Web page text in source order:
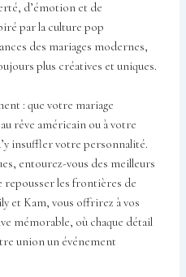
d’émotion et de
par la culture pop
des mariages modernes,
plus créatives et uniques.
: que votre mariage
rêve américain ou à votre
insuffler votre personnalité.
entourez-vous des meilleurs
repousser les frontières de
et Kam, vous offrirez à vos
mémorable, où chaque détail
union un événement